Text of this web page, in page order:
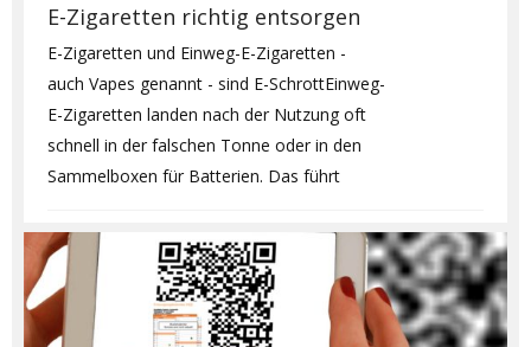
E-Zigaretten richtig entsorgen
E-Zigaretten und Einweg-E-Zigaretten -
auch Vapes genannt - sind E-SchrottEinweg-
E-Zigaretten landen nach der Nutzung oft
schnell in der falschen Tonne oder in den
Sammelboxen für Batterien. Das führt